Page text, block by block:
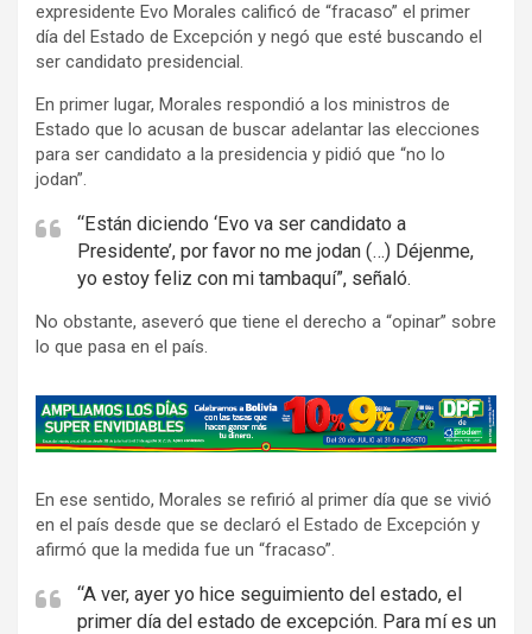
expresidente Evo Morales calificó de “fracaso” el primer
día del Estado de Excepción y negó que esté buscando el
ser candidato presidencial.
En primer lugar, Morales respondió a los ministros de
Estado que lo acusan de buscar adelantar las elecciones
para ser candidato a la presidencia y pidió que “no lo
jodan”.
“Están diciendo ‘Evo va ser candidato a
Presidente’, por favor no me jodan (…) Déjenme,
yo estoy feliz con mi tambaquí”, señaló.
No obstante, aseveró que tiene el derecho a “opinar” sobre
lo que pasa en el país.
A
d
e
r
t
i
En ese sentido, Morales se refirió al primer día que se vivió
en el país desde que se declaró el Estado de Excepción y
afirmó que la medida fue un “fracaso”.
“A ver, ayer yo hice seguimiento del estado, el
primer día del estado de excepción. Para mí es un